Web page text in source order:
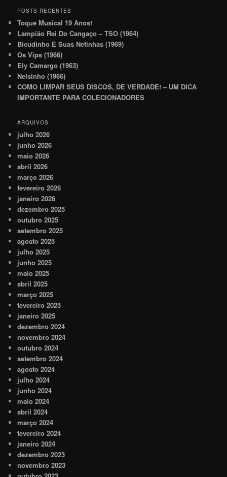
POSTS RECENTES
Toque Musical 19 Anos!
Lampião Rei Do Cangaço – TSO (1964)
Bicudinho E Suas Netinhas (1969)
Os Vips (1966)
Ely Camargo (1963)
Nelsinho (1966)
COMO LIMPAR SEUS DISCOS, DE VERDADE! – UM DICA
IMPORTANTE PARA COLECIONADORES
ARQUIVOS
julho 2026
junho 2026
maio 2026
abril 2026
março 2026
fevereiro 2026
janeiro 2026
dezembro 2025
outubro 2025
setembro 2025
agosto 2025
julho 2025
junho 2025
maio 2025
abril 2025
março 2025
fevereiro 2025
janeiro 2025
dezembro 2024
novembro 2024
outubro 2024
setembro 2024
agosto 2024
julho 2024
junho 2024
maio 2024
abril 2024
março 2024
fevereiro 2024
janeiro 2024
dezembro 2023
novembro 2023